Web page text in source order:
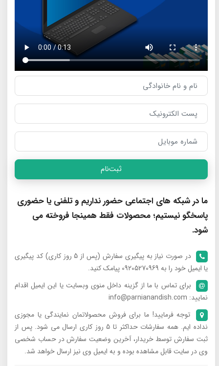
ثبت‌نام
ما در شبکه های اجتماعی حضور نداریم و تلفنی یا حضوری
پاسخگو نیستیم؛ محصولات فقط همینجا فروخته می
شود.
در صورت نیاز به پیگیری سفارش (پس از 5 روز کاری) کد پیگیری
یا ایمیل خود را به 09205270969 پیامک کنید.
برای تماس با ما از گزینه داخل منوی وبسایت یا این ایمیل اقدام
نمایید: info@parnianandish.com
توجه فرمایید! ما برای فروش محصولاتمان نمایندگی یا مجوزی
نداده ایم. همه سفارشات حداکثر تا 5 روز کاری ارسال می شود. پس از
ثبت سفارش توسط خریدار، آخرین وضعیت سفارش در حساب شخصی
وی در سایت قابل مشاهده بوده و به ایمیل وی نیز ارسال خواهد شد.